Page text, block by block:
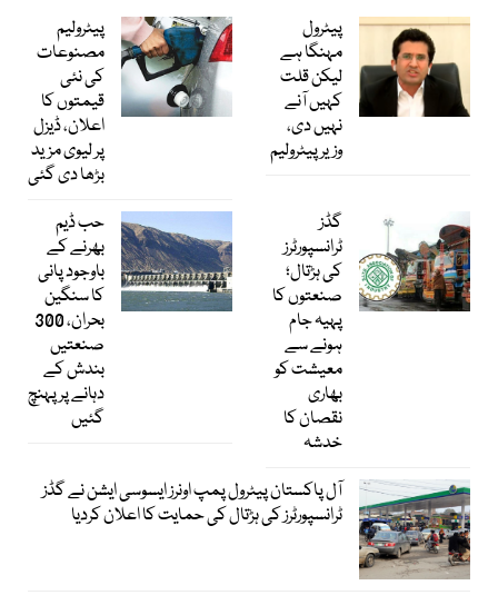
پیٹرول
مہنگا ہے
لیکن قلت
کہیں آنے
نہیں دی،
وزیر پیٹرولیم
پیٹرولیم
مصنوعات
کی نئی
قیمتوں کا
اعلان، ڈیزل
پر لیوی مزید
بڑھا دی گئی
گڈز
ٹرانسپورٹرز
کی ہڑتال؛
صنعتوں کا
پہیہ جام
ہونے سے
معیشت کو
بھاری
نقصان کا
خدشہ
حب ڈیم
بھرنے کے
باوجود پانی
کا سنگین
بحران، 300
صنعتیں
بندش کے
دہانے پر پہنچ
گئیں
آل پاکستان پیٹرول پمپ اونرز ایسوسی ایشن نے گڈز
ٹرانسپورٹرز کی ہڑتال کی حمایت کا اعلان کردیا